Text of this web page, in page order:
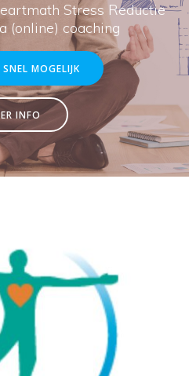
Stress Reductie
(online) coaching
MOGELIJK
INFO